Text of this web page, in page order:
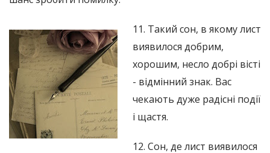
11. Такий сон, в якому лист
виявилося добрим,
хорошим, несло добрі вісті
- відмінний знак. Вас
чекають дуже радісні події
і щастя.
12. Сон, де лист виявилося